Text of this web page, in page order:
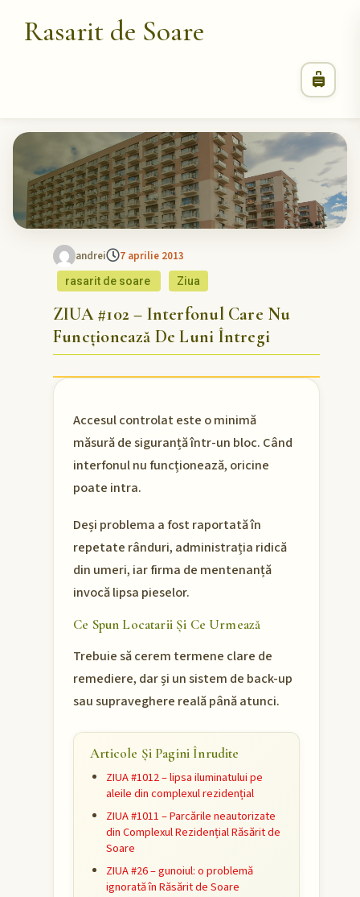
Rasarit de Soare
andrei 7 aprilie 2013
rasarit de soare Ziua
ZIUA #102 – Interfonul Care Nu
Funcționează De Luni Întregi
Accesul controlat este o minimă
măsură de siguranță într-un bloc. Când
interfonul nu funcționează, oricine
poate intra.
Deși problema a fost raportată în
repetate rânduri, administrația ridică
din umeri, iar firma de mentenanță
invocă lipsa pieselor.
Ce Spun Locatarii Și Ce Urmează
Trebuie să cerem termene clare de
remediere, dar și un sistem de back-up
sau supraveghere reală până atunci.
Articole Și Pagini Înrudite
ZIUA #1012 – lipsa iluminatului pe
aleile din complexul rezidențial
ZIUA #1011 – Parcările neautorizate
din Complexul Rezidențial Răsărit de
Soare
ZIUA #26 – gunoiul: o problemă
ignorată în Răsărit de Soare